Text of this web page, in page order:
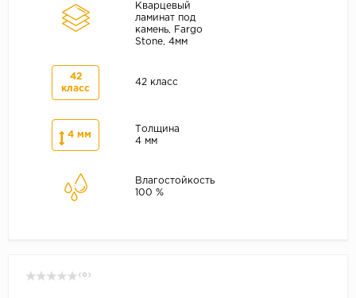
Кварцевый
ламинат под
камень, Fargo
Stone, 4мм
42
класс
42 класс
4 мм
Толщина
4 мм
Влагостойкость
100 %
( 0 )